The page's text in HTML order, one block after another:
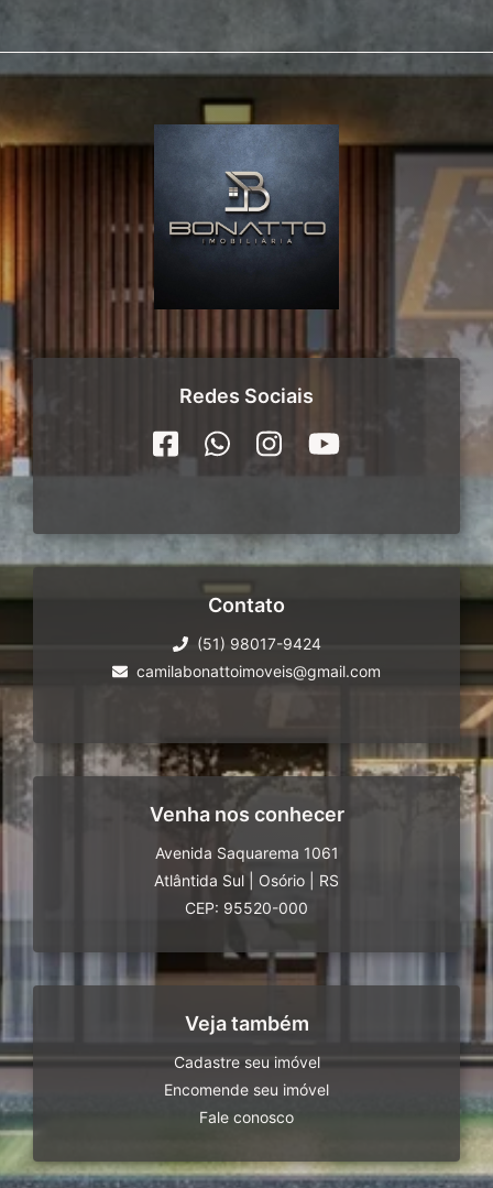
Redes Sociais
Contato
(51) 98017-9424
camilabonattoimoveis@gmail.com
Venha nos conhecer
Avenida Saquarema 1061
Atlântida Sul
Osório
RS
CEP: 95520-000
Veja também
Cadastre seu imóvel
Encomende seu imóvel
Fale conosco